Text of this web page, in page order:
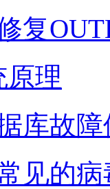
复
原理
库故
见的